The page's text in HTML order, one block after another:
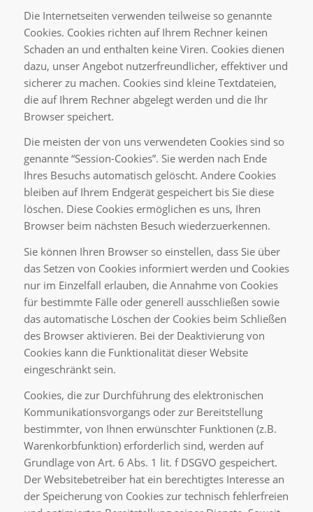
Die Internetseiten verwenden teilweise so genannte
Cookies. Cookies richten auf Ihrem Rechner keinen
Schaden an und enthalten keine Viren. Cookies dienen
dazu, unser Angebot nutzerfreundlicher, effektiver und
sicherer zu machen. Cookies sind kleine Textdateien,
die auf Ihrem Rechner abgelegt werden und die Ihr
Browser speichert.
Die meisten der von uns verwendeten Cookies sind so
genannte “Session-Cookies”. Sie werden nach Ende
Ihres Besuchs automatisch gelöscht. Andere Cookies
bleiben auf Ihrem Endgerät gespeichert bis Sie diese
löschen. Diese Cookies ermöglichen es uns, Ihren
Browser beim nächsten Besuch wiederzuerkennen.
Sie können Ihren Browser so einstellen, dass Sie über
das Setzen von Cookies informiert werden und Cookies
nur im Einzelfall erlauben, die Annahme von Cookies
für bestimmte Fälle oder generell ausschließen sowie
das automatische Löschen der Cookies beim Schließen
des Browser aktivieren. Bei der Deaktivierung von
Cookies kann die Funktionalität dieser Website
eingeschränkt sein.
Cookies, die zur Durchführung des elektronischen
Kommunikationsvorgangs oder zur Bereitstellung
bestimmter, von Ihnen erwünschter Funktionen (z.B.
Warenkorbfunktion) erforderlich sind, werden auf
Grundlage von Art. 6 Abs. 1 lit. f DSGVO gespeichert.
Der Websitebetreiber hat ein berechtigtes Interesse an
der Speicherung von Cookies zur technisch fehlerfreien